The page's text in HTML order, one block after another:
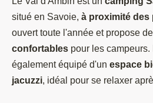
situé en Savoie, à proximité des
ouvert toute l'année et propose
confortables pour les
également équipé d'un espace
jacuzzi, idéal pour se relaxer